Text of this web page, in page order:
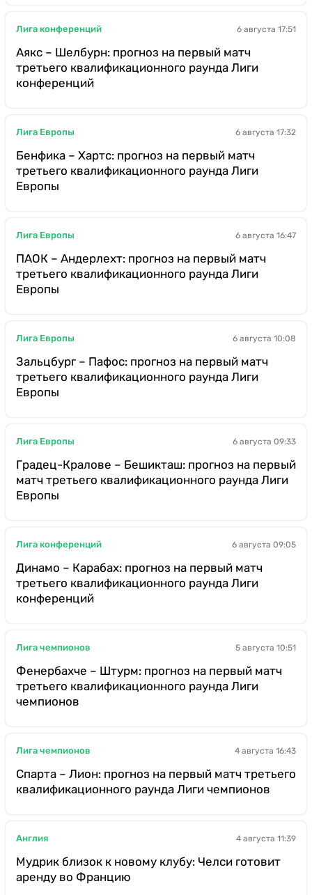
Лига конференций 6 августа 17:51
Аякс – Шелбурн: прогноз на первый матч
третьего квалификационного раунда Лиги
конференций
Лига Европы 6 августа 17:32
Бенфика – Хартс: прогноз на первый матч
третьего квалификационного раунда Лиги
Европы
Лига Европы 6 августа 16:47
ПАОК – Андерлехт: прогноз на первый матч
третьего квалификационного раунда Лиги
Европы
Лига Европы 6 августа 10:08
Зальцбург – Пафос: прогноз на первый матч
третьего квалификационного раунда Лиги
Европы
Лига Европы 6 августа 09:33
Градец-Кралове – Бешикташ: прогноз на первый
матч третьего квалификационного раунда Лиги
Европы
Лига конференций 6 августа 09:05
Динамо – Карабах: прогноз на первый матч
третьего квалификационного раунда Лиги
конференций
Лига чемпионов 5 августа 10:51
Фенербахче – Штурм: прогноз на первый матч
третьего квалификационного раунда Лиги
чемпионов
Лига чемпионов 4 августа 16:43
Спарта – Лион: прогноз на первый матч третьего
квалификационного раунда Лиги чемпионов
Англия 4 августа 11:39
Мудрик близок к новому клубу: Челси готовит
аренду во Францию